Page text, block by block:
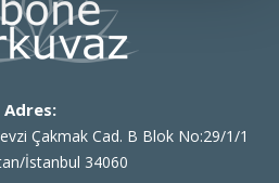
Adres:
Çakmak Cad. B Blok No:29/1/1
İstanbul 34060